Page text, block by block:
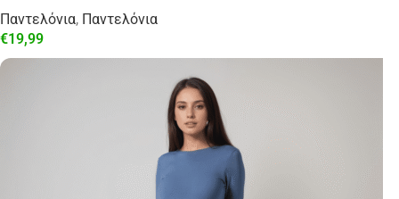
Παντελόνια, Παντελόνια
€19,99